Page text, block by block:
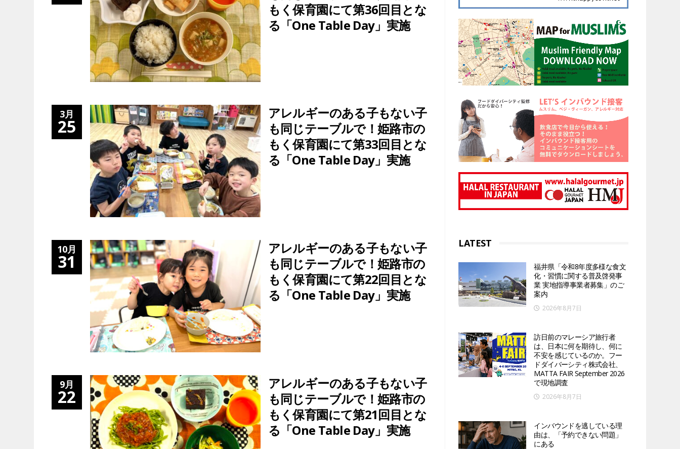
もく保育園にて第36回目とな
る「One Table Day」実施
3月
25
アレルギーのある子もない子
も同じテーブルで！姫路市の
もく保育園にて第33回目とな
る「One Table Day」実施
10月
31
アレルギーのある子もない子
も同じテーブルで！姫路市の
もく保育園にて第22回目とな
る「One Table Day」実施
9月
22
アレルギーのある子もない子
も同じテーブルで！姫路市の
もく保育園にて第21回目とな
る「One Table Day」実施
LATEST
福井県「令和8年度多様な食文
化・習慣に関する普及啓発事
業 実地指導事業者募集」のご
案内
2026年8月7日
訪日前のマレーシア旅行者
は、日本に何を期待し、何に
不安を感じているのか。フー
ドダイバーシティ株式会社、
MATTA FAIR September 2026
で現地調査
2026年8月7日
インバウンドを逃している理
由は、「予約できない問題」
にある